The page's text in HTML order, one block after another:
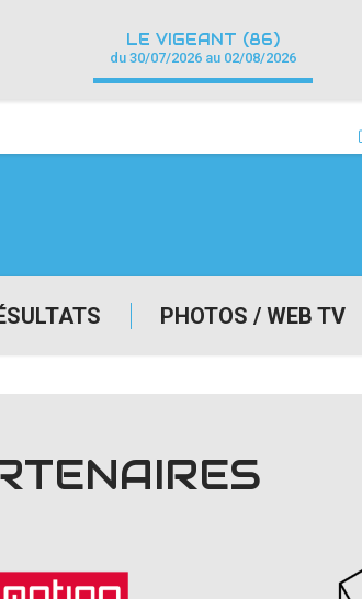
PHOTOS / WEB TV
LE VIGEANT (86)
du 30/07/2026 au 02/08/2026